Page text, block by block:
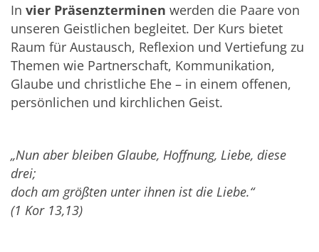
In vier Präsenzterminen werden die Paare von
unseren Geistlichen begleitet. Der Kurs bietet
Raum für Austausch, Reflexion und Vertiefung zu
Themen wie Partnerschaft, Kommunikation,
Glaube und christliche Ehe – in einem offenen,
persönlichen und kirchlichen Geist.
„Nun aber bleiben Glaube, Hoffnung, Liebe, diese
drei;
doch am größten unter ihnen ist die Liebe.“
(1 Kor 13,13)